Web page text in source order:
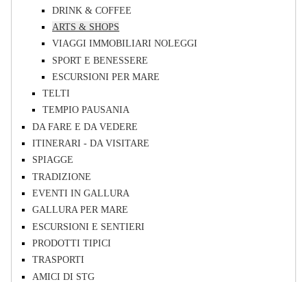
DRINK & COFFEE
ARTS & SHOPS
VIAGGI IMMOBILIARI NOLEGGI
SPORT E BENESSERE
ESCURSIONI PER MARE
TELTI
TEMPIO PAUSANIA
DA FARE E DA VEDERE
ITINERARI - DA VISITARE
SPIAGGE
TRADIZIONE
EVENTI IN GALLURA
GALLURA PER MARE
ESCURSIONI E SENTIERI
PRODOTTI TIPICI
TRASPORTI
AMICI DI STG